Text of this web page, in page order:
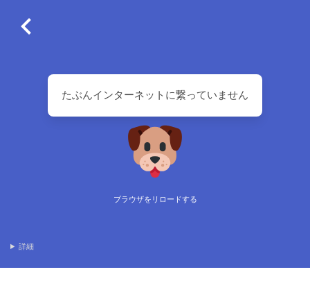
たぶんインターネットに繋っていません
ブラウザをリロードする
詳細